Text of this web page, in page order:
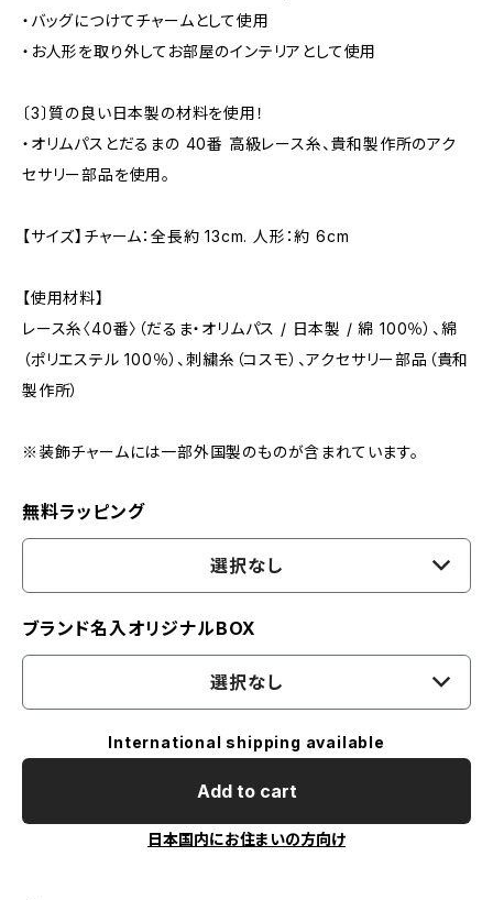
・バッグにつけてチャームとして使用
・お人形を取り外してお部屋のインテリアとして使用
〔3〕質の良い日本製の材料を使用！
・オリムパスとだるまの 40番 高級レース糸、貴和製作所のアク
セサリー部品を使用。
【サイズ】チャーム：全長約 13cm. 人形：約 6cm
【使用材料】
レース糸〈40番〉（だるま・オリムパス / 日本製 / 綿 100％）、綿
（ポリエステル 100％）、刺繍糸（コスモ）、アクセサリー部品（貴和
製作所）
※装飾チャームには一部外国製のものが含まれています。
無料ラッピング
選択なし
ブランド名入オリジナルBOX
選択なし
International shipping available
Add to cart
日本国内にお住まいの方向け